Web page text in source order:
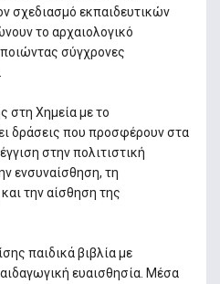
σχεδιασμό εκπαιδευτικών
το αρχαιολογικό
σύγχρονες
στη Χημεία με το
δράσεις που προσφέρουν στα
στην πολιτιστική
ενσυναίσθηση, τη
την αίσθηση της
παιδικά βιβλία με
ευαισθησία. Μέσα